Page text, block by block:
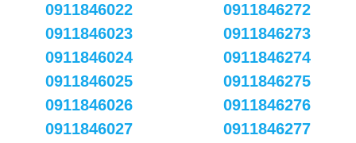
0911846022
0911846023
0911846024
0911846025
0911846026
0911846027
0911846272
0911846273
0911846274
0911846275
0911846276
0911846277